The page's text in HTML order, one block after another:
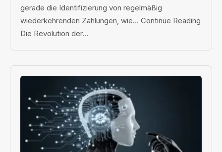
gerade die Identifizierung von regelmäßig
wiederkehrenden Zahlungen, wie… Continue Reading
Die Revolution der...